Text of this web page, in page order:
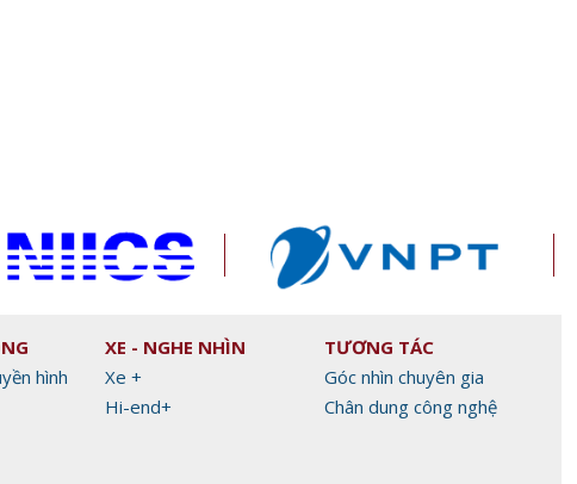
hình
XE - NGHE NHÌN
Xe +
Hi-end+
TƯƠNG TÁC
Góc nhìn chuyên gia
Chân dung công nghệ